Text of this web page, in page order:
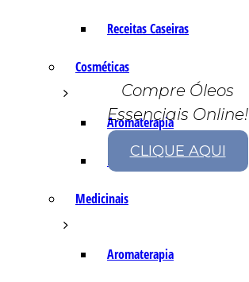
Receitas Caseiras
Cosméticas
Aromaterapia
Fórmulas Caseiras
Medicinais
Aromaterapia
Compre Óleos
Essenciais Online!
CLIQUE AQUI